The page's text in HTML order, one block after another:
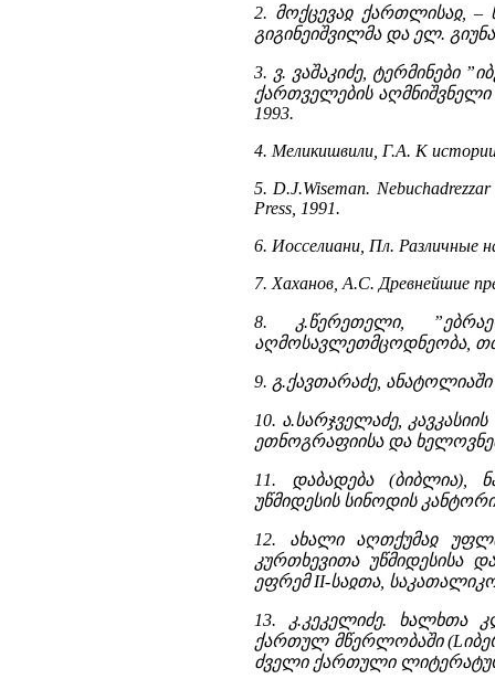
2. მოქცევაჲ ქართლისაჲ, –
გიგინეიშვილმა და ელ.
3. ვ. ვაშაკიძე, ტერმინები
ქართველების
1993.
4. Меликишвили, Г.А. К
5. D.J.Wiseman.
Press, 1991.
6. Иосселиани, Пл. Различные
7. Хаханов, А.С. Древнейшие
8. კ.წერეთელი,
აღმოსავლეთმცოდნეობა,
9. გ.ქავთარაძე,
10. ა.სარჯველაძე,
ეთნოგრაფიისა და
11. დაბადება (ბიბლია),
უწმიდესის სინოდის
12. ახალი აღთქუმაჲ
კურთხევითა უწმიდესისა
ეფრემ II-საჲთა,
13. კ.კეკელიძე. ხალხთა
ქართულ მწერლობაში
ძველი ქართული